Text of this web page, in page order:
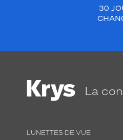
30
La
LUNETTES DE VUE